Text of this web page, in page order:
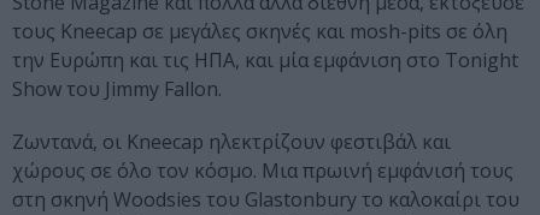
τους Kneecap σε μεγάλες σκηνές και mosh-pits σε όλη
την Ευρώπη και τις ΗΠΑ, και μία εμφάνιση στο Tonight
Show του Jimmy Fallon.
Ζωντανά, οι Kneecap ηλεκτρίζουν φεστιβάλ και
χώρους σε όλο τον κόσμο. Μια πρωινή εμφάνισή τους
στη σκηνή Woodsies του Glastonbury το καλοκαίρι του